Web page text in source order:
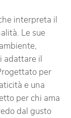
interpreta il
Le sue
adattare il
per
e una
per chi ama
dal gusto